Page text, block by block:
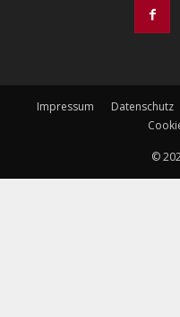
Impressum Datenschutz
©